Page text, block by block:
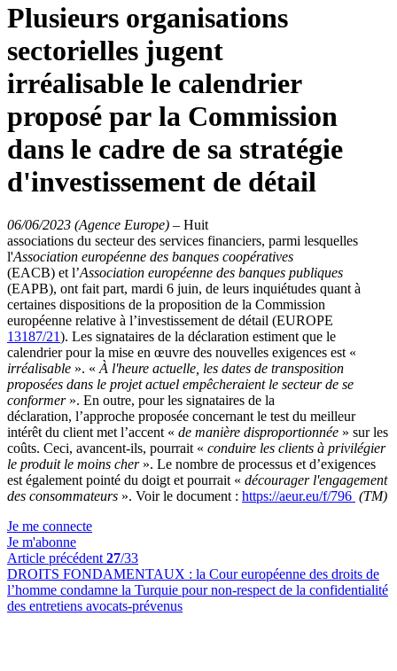
Plusieurs organisations
sectorielles jugent
irréalisable le calendrier
proposé par la Commission
dans le cadre de sa stratégie
d'investissement de détail
06/06/2023 (Agence Europe) – Huit
associations du secteur des services financiers, parmi lesquelles
l'Association européenne des banques coopératives
(EACB) et l’Association européenne des banques publiques
(EAPB), ont fait part, mardi 6 juin, de leurs inquiétudes quant à
certaines dispositions de la proposition de la Commission
européenne relative à l’investissement de détail (EUROPE
13187/21). Les signataires de la déclaration estiment que le
calendrier pour la mise en œuvre des nouvelles exigences est «
irréalisable ». « À l'heure actuelle, les dates de transposition
proposées dans le projet actuel empêcheraient le secteur de se
conformer ». En outre, pour les signataires de la
déclaration, l’approche proposée concernant le test du meilleur
intérêt du client met l’accent « de manière disproportionnée » sur les
coûts. Ceci, avancent-ils, pourrait « conduire les clients à privilégier
le produit le moins cher ». Le nombre de processus et d’exigences
est également pointé du doigt et pourrait « décourager l'engagement
des consommateurs ». Voir le document : https://aeur.eu/f/796 (TM)
Je me connecte
Je m'abonne
Article précédent 27/33
DROITS FONDAMENTAUX : la Cour européenne des droits de
l’homme condamne la Turquie pour non-respect de la confidentialité
des entretiens avocats-prévenus